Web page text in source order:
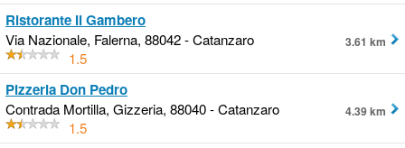
Ristorante Il Gambero
Via Nazionale, Falerna, 88042 - Catanzaro
1.5
3.61 km
Pizzeria Don Pedro
Contrada Mortilla, Gizzeria, 88040 - Catanzaro
1.5
4.39 km